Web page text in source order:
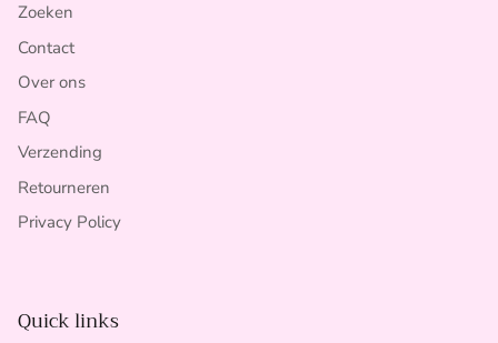
Zoeken
Contact
Over ons
FAQ
Verzending
Retourneren
Privacy Policy
Quick links